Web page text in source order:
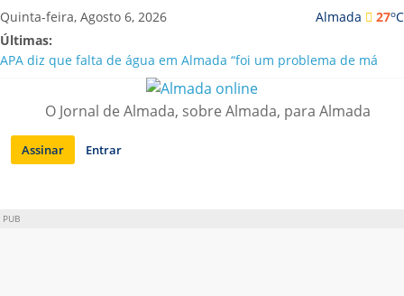
Saltar
para
conteúdo
Almada 27oC
Quinta-feira, Agosto 6, 2026
Últimas:
APA diz que falta de água em Almada “foi um problema de má
Laranjeiro | Cultura pop asiática invade a Casa Amarela
Ponte 25 de Abril celebra 60 anos com programa cultural entre
Lisboa e Almada
Situação de alerta em Almada renovada até final de Agosto
O Jornal de Almada, sobre Almada, para Almada
Assinar Entrar
PUB